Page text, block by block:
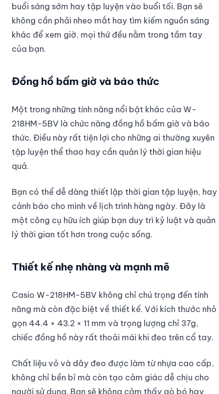
buổi sáng sớm hay tập luyện vào buổi tối. Bạn sẽ
không cần phải nheo mắt hay tìm kiếm nguồn sáng
khác để xem giờ, mọi thứ đều nằm trong tầm tay
của bạn.
Đồng hồ bấm giờ và báo thức
Một trong những tính năng nổi bật khác của W-
218HM-5BV là chức năng đồng hồ bấm giờ và báo
thức. Điều này rất tiện lợi cho những ai thường xuyên
tập luyện thể thao hay cần quản lý thời gian hiệu
quả.
Bạn có thể dễ dàng thiết lập thời gian tập luyện, hay
cảnh báo cho mình về lịch trình hàng ngày. Đây là
một công cụ hữu ích giúp bạn duy trì kỷ luật và quản
lý thời gian tốt hơn trong cuộc sống.
Thiết kế nhẹ nhàng và mạnh mẽ
Casio W-218HM-5BV không chỉ chú trọng đến tính
năng mà còn đặc biệt về thiết kế. Với kích thước nhỏ
gọn 44.4 × 43.2 × 11 mm và trọng lượng chỉ 37g,
chiếc đồng hồ này rất thoải mái khi đeo trên cổ tay.
Chất liệu vỏ và dây đeo được làm từ nhựa cao cấp,
không chỉ bền bỉ mà còn tạo cảm giác dễ chịu cho
người sử dụng. Bạn sẽ không cảm thấy gò bó hay